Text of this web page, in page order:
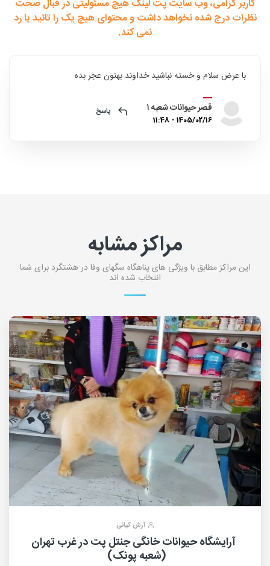
کاربر گرامی، وب سایت پت لینک هیچ مسئولیتی در قبال صحت
نظرات درج شده نخواهد داشت و محتوای هیچ یک را تائید یا رد
نمی کند.
با عرض سلام و خسته نباشید خداوند بهتون عجر بده
قصر حیوانات شعبه ۱
1405/02/16 - 11:48
پاسخ
مراکز مشابه
این مراکز مطابق با ویژگی های پناهگاه سگهای وفا در هشتگرد برای شما
انتخاب شده اند
آرش کیانی
آرایشگاه حیوانات خانگی جنتل پت در غرب تهران
(شعبه پونک)